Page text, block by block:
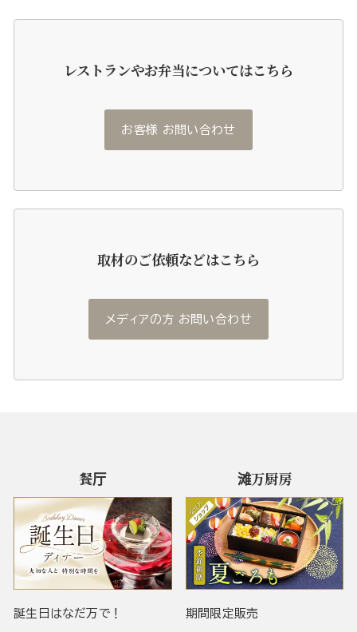
レストランやお弁当についてはこちら
お客様 お問い合わせ
取材のご依頼などはこちら
メディアの方 お問い合わせ
餐厅
誕生日はなだ万で！
滩万厨房
期間限定販売